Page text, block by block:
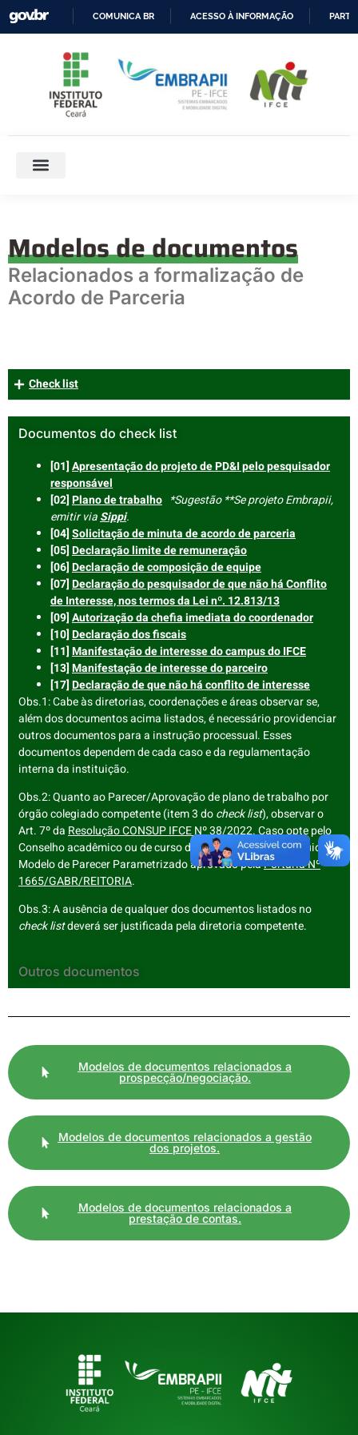
O
CONTEÚDO
COMUNICA BR ACESSO À INFORMAÇÃO
Modelos de documentos
Relacionados a formalização de
Acordo de Parceria
Check list
Documentos do check list
[01]Apresentação do projeto de PD&I pelo pesquisador
responsável
[02]Plano de trabalho *Sugestão **Se projeto Embrapii,
emitir viaSippi.
[04]Solicitação de minuta de acordo de parceria
[05]Declaração limite de remuneração
[06]Declaração de composição deequipe
[07]Declaração do pesquisador de que não há Conflito
de Interesse, nos termos da Lei nº. 12.813/13
[09]Autorização da chefia imediata do coordenador
[10]Declaração dos fiscais
[11]Manifestação de interesse do campus do IFCE
[13]Manifestação de interesse do parceiro
[17]Declaração de que não há conflito de interesse
Obs.1: Cabe às diretorias, coordenações e áreas observar se,
além dos documentos acima listados, é necessário providenciar
outros documentos para a instrução processual. Esses
documentos dependem de cada caso e da regulamentação
interna da instituição.
Obs.2: Quanto ao Parecer/Aprovação de plano de trabalho por
órgão colegiado competente (item 3 docheck list), observar o
Art. 7º da Resolução CONSUP IFCE Nº 38/2022. Caso opte pelo
Conselho acadêmico ou de curso do campus, deve ser seguido o
Modelo de Parecer Parametrizado aprovado pelaPortaria Nº
1665/GABR/REITORIA.
Obs.3: A ausência de qualquer dos documentos listados no
check listdeverá ser justificada pela diretoria competente.
Outros documentos
Modelos de documentos relacionados a
prospecção/negociação.
Modelos de documentos relacionados a gestão
dos projetos.
Modelos de documentos relacionados a
prestação de contas.